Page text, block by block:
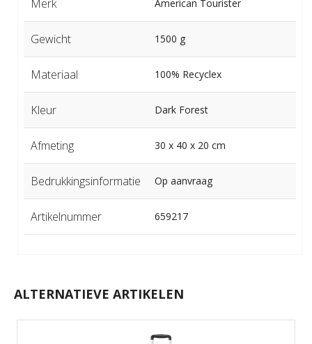
Merk American Tourister
Gewicht 1500 g
Materiaal 100% Recyclex
Kleur Dark Forest
Afmeting 30 x 40 x 20 cm
Bedrukkingsinformatie Op aanvraag
Artikelnummer 659217
ALTERNATIEVE ARTIKELEN